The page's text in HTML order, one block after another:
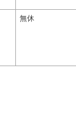
無休